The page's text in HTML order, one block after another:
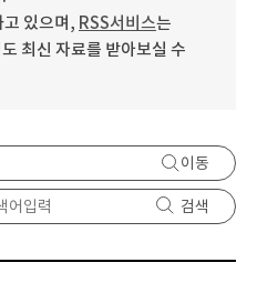
있으며, RSS서비스는
최신 자료를 받아보실 수
이동
검색